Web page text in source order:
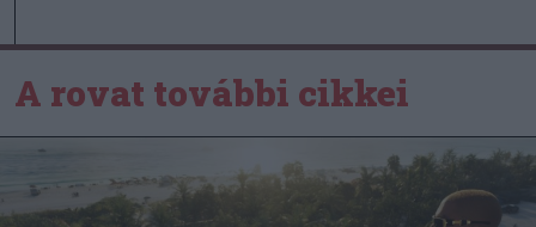
A rovat további cikkei